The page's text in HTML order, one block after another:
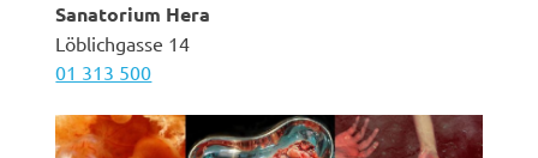
Sanatorium Hera
Löblichgasse 14
01 313 500